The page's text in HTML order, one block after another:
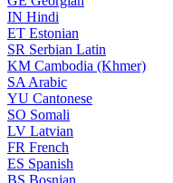
IN Hindi
ET Estonian
SR Serbian Latin
KM Cambodia (Khmer)
SA Arabic
YU Cantonese
SO Somali
LV Latvian
FR French
ES Spanish
BS Bosnian